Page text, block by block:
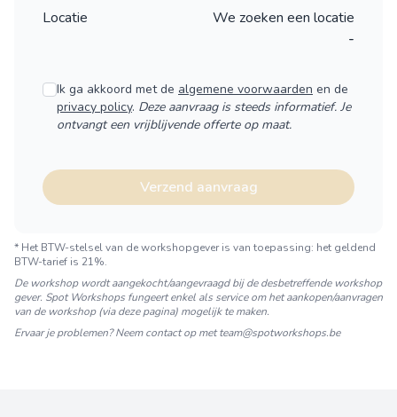
Locatie
We zoeken een locatie
-
Ik ga akkoord met de algemene voorwaarden en de
privacy policy. Deze aanvraag is steeds informatief. Je
ontvangt een vrijblijvende offerte op maat.
Verzend aanvraag
* Het BTW-stelsel van de workshopgever is van toepassing: het geldend
BTW-tarief is 21%.
De workshop wordt aangekocht/aangevraagd bij de desbetreffende workshop
gever. Spot Workshops fungeert enkel als service om het aankopen/aanvragen
van de workshop (via deze pagina) mogelijk te maken.
Ervaar je problemen? Neem contact op metteam@spotworkshops.be